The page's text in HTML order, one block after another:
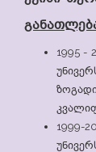
1995 -
1999-